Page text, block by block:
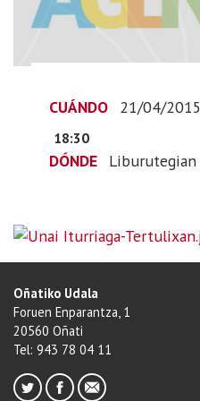
21T19:00:00+02:00
2015-
CUÁNDO 21/04/2015
18:30
DÓNDE Liburutegian
Oñatiko Udala
Foruen Enparantza, 1
20560 Oñati
Tel: 943 78 04 11